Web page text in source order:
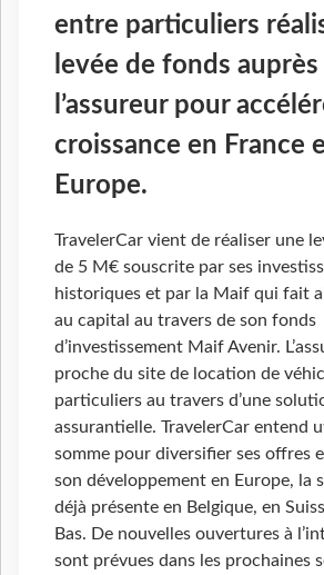
entre particuliers
levée de fonds auprès
l’assureur pour
croissance en France
Europe.
TravelerCar vient de réaliser une
de 5 M€ souscrite par ses
historiques et par la Maif qui fait
au capital au travers de son fonds
d’investissement Maif Avenir.
proche du site de location de
particuliers au travers d’une
assurantielle. TravelerCar entend
somme pour diversifier ses offres
son développement en Europe, la
déjà présente en Belgique, en
Bas. De nouvelles ouvertures à
sont prévues dans les prochaines